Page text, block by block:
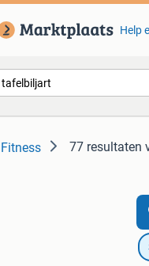
Help
77 resultaten